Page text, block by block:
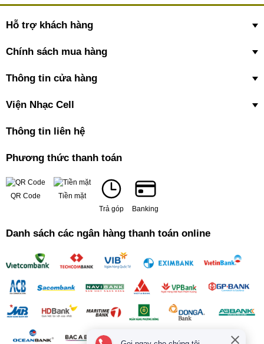
Hỗ trợ khách hàng
Chính sách mua hàng
Thông tin cửa hàng
Viện Nhạc Cell
Thông tin liên hệ
Phương thức thanh toán
QR Code
Tiền mặt
Trả góp
Banking
Danh sách các ngân hàng thanh toán online